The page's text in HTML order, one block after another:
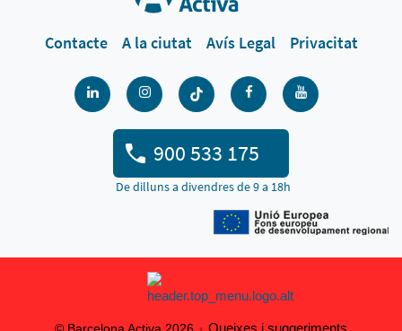
Contacte A la ciutat Avís Legal Privacitat
900 533 175
De dilluns a divendres de 9 a 18h